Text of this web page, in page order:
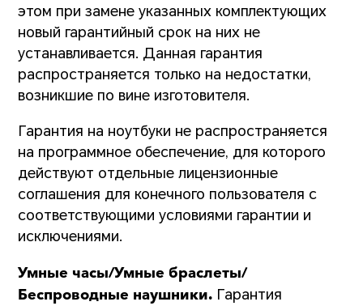
этом при замене указанных комплектующих
новый гарантийный срок на них не
устанавливается. Данная гарантия
распространяется только на недостатки,
возникшие по вине изготовителя.
Гарантия на ноутбуки не распространяется
на программное обеспечение, для которого
действуют отдельные лицензионные
соглашения для конечного пользователя с
соответствующими условиями гарантии и
исключениями.
Умные часы/Умные браслеты/
Беспроводные наушники. Гарантия